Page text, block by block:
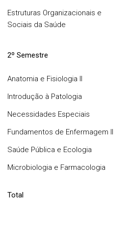
Estruturas Organizacionais e
Sociais da Saúde
2º Semestre
Anatomia e Fisiologia II
Introdução à Patologia
Necessidades Especiais
Fundamentos de Enfermagem II
Saúde Pública e Ecologia
Microbiologia e Farmacologia
Total